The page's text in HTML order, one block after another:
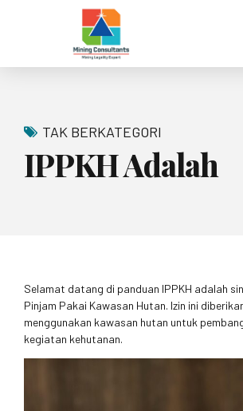
TAK BERKATEGORI
IPPKH Adalah
Selamat datang di panduan IPPKH adalah
Pinjam Pakai Kawasan Hutan. Izin ini
menggunakan kawasan hutan untuk
kegiatan kehutanan.